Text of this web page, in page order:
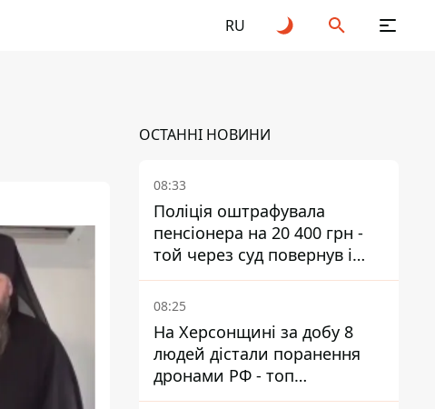
RU
ОСТАННІ НОВИНИ
08:33
Поліція оштрафувала
пенсіонера на 20 400 грн -
той через суд повернув і
гроші, і отримав 3 тис. грн
моральної шкоди
08:25
На Херсонщині за добу 8
людей дістали поранення
дронами РФ - топ
небезпечних районів